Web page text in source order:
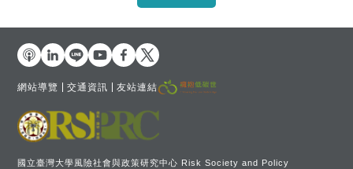
國立臺灣大學風險社會與政策研究中心 Risk Society and Policy
網站導覽 交通資訊 友站連結